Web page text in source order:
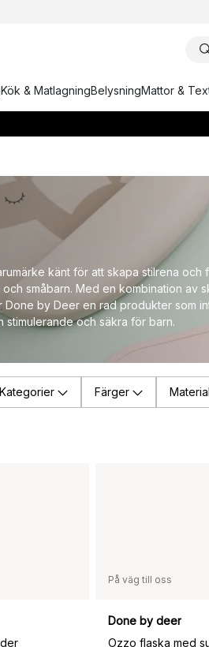
Kök & MatlagningBelysningMattor &
känt för att skapa stilrena och
småbarn. Med en kombination av
by Deer en rad produkter som
stimulerande och säkra för barn.
Kategorier Färger Material
På väg till oss
Done by deer
Ozzo flaska med